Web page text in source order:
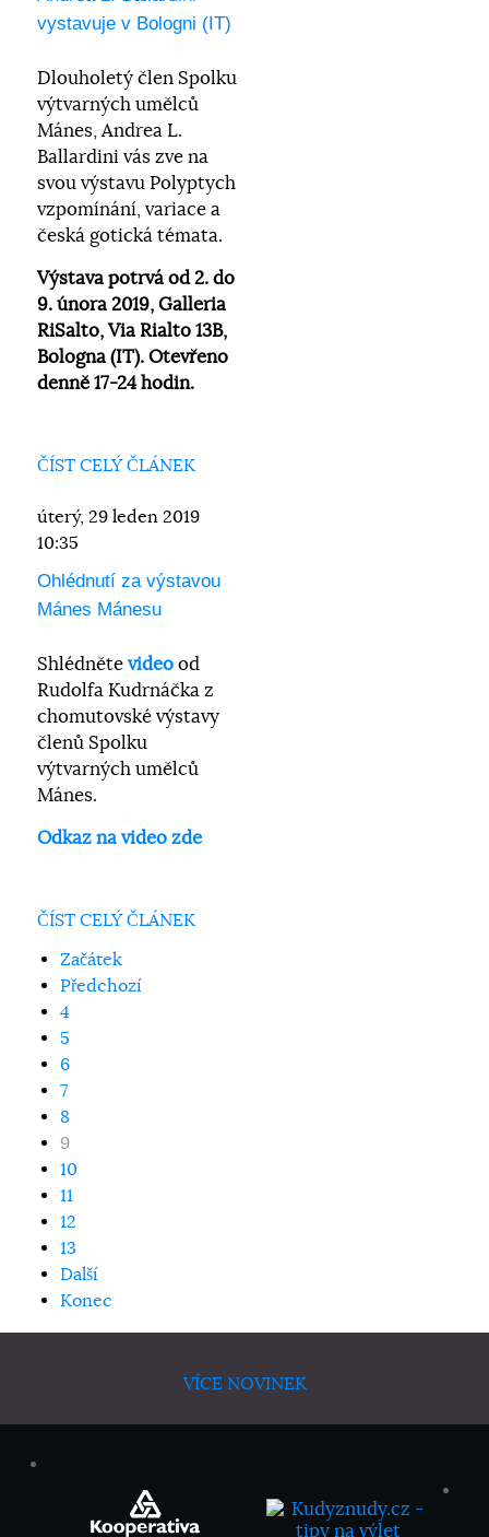
vystavuje v Bologni (IT)
Dlouholetý člen Spolku
výtvarných umělců
Mánes, Andrea L.
Ballardini vás zve na
svou výstavu Polyptych
vzpomínání, variace a
česká gotická témata.
Výstava potrvá od 2. do
9. února 2019, Galleria
RiSalto, Via Rialto 13B,
Bologna (IT). Otevřeno
denně 17-24 hodin.
ČÍST CELÝ ČLÁNEK
úterý, 29 leden 2019
10:35
Ohlédnutí za výstavou
Mánes Mánesu
Shlédněte video od
Rudolfa Kudrnáčka z
chomutovské výstavy
členů Spolku
výtvarných umělců
Mánes.
Odkaz na video zde
ČÍST CELÝ ČLÁNEK
Začátek
Předchozí
4
5
6
7
8
9
10
11
12
13
Další
Konec
VÍCE NOVINEK